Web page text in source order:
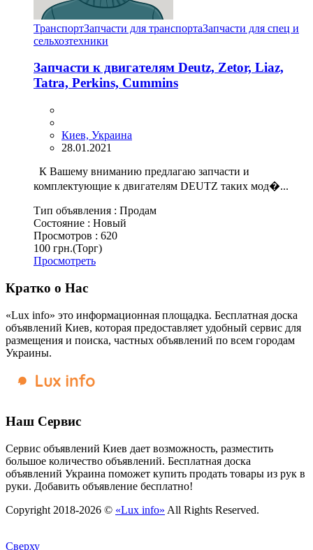
ТранспортЗапчасти для транспортаЗапчасти для спец и
сельхозтехники
Запчасти к двигателям Deutz, Zetor, Liaz,
Tatra, Perkins, Cummins
Киев, Украина
28.01.2021
К Вашему вниманию предлагаю запчасти и
комплектующие к двигателям DEUTZ таких мод�...
Тип объявления : Продам
Состояние : Новый
Просмотров : 620
100 грн.(Торг)
Просмотреть
Кратко о Нас
«Lux info» это информационная площадка. Бесплатная доска
объявлений Киев, которая предоставляет удобный сервис для
размещения и поиска, частных объявлений по всем городам
Украины.
Наш Сервис
Сервис объявлений Киев дает возможность, разместить
большое количество объявлений. Бесплатная доска
объявлений Украина поможет купить продать товары из рук в
руки. Добавить объявление бесплатно!
Copyright 2018-2026 © «Lux info» All Rights Reserved.
Сверху